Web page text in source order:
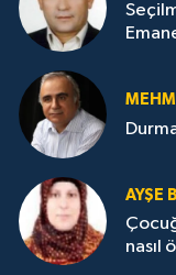
AYŞE
nasıl